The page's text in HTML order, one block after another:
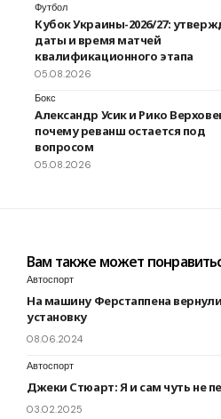
Футбол
Кубок Украины-2026/27:
даты и время матчей
квалификационного этапа
05.08.2026
Бокс
Александр Усик и Рико
почему реванш остается под
вопросом
05.08.2026
Вам также может
Автоспорт
На машину Ферстаппена
установку
08.06.2024
Автоспорт
Джеки Стюарт: Я и сам чуть не
03.02.2025